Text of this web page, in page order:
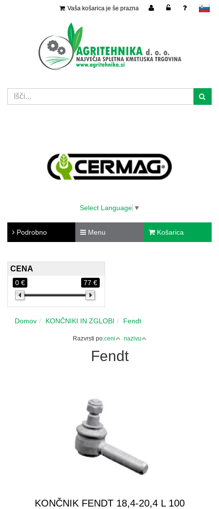
slovensko
Vaša košarica je še prazna
Select Language ▼
Podrobno Menu Košarica
CENA
0 € 77 €
Domov KONČNIKI IN ZGLOBI Fendt
Razvrsti po:ceni nazivu
Fendt
KONČNIK FENDT 18,4-20,4 L 100